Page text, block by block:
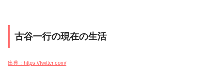
古谷一行の現在の生活
出典：https://twitter.com/